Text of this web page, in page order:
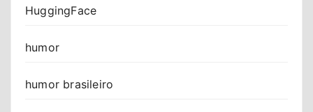
HuggingFace
humor
humor brasileiro